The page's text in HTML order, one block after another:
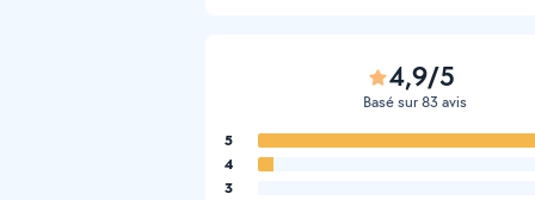
4,9/5
Basé sur 83 avis
5
4
3